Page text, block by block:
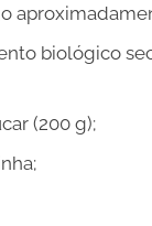
biológico
(200 g);